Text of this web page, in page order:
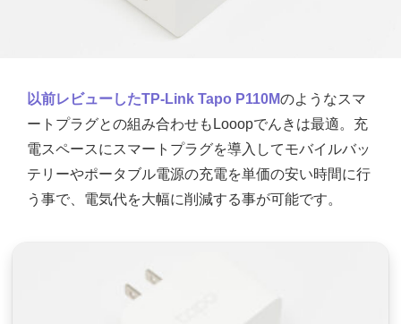
以前レビューしたTP-Link Tapo P110Mのようなスマ
ートプラグとの組み合わせもLooopでんきは最適。充
電スペースにスマートプラグを導入してモバイルバッ
テリーやポータブル電源の充電を単価の安い時間に行
う事で、電気代を大幅に削減する事が可能です。